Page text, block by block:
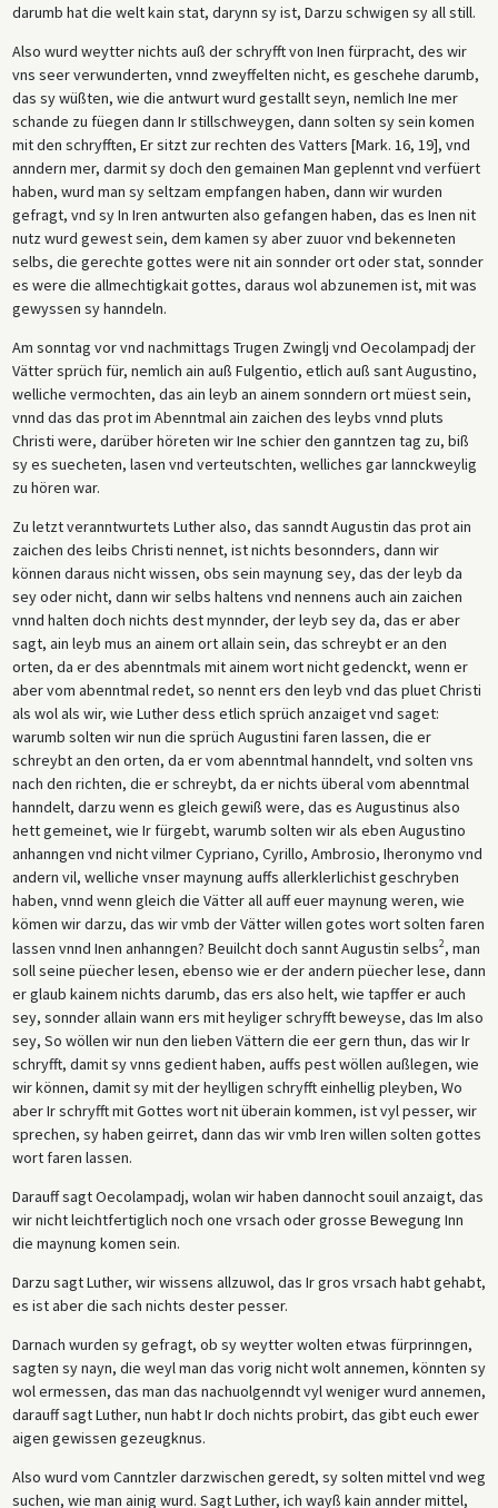
darumb hat die welt kain stat, darynn sy ist, Darzu schwigen sy all still.
Also wurd weytter nichts auß der schryfft von Inen fürpracht, des wir
vns seer verwunderten, vnnd zweyffelten nicht, es geschehe darumb,
das sy wüßten, wie die antwurt wurd gestallt seyn, nemlich Ine mer
schande zu füegen dann Ir stillschweygen, dann solten sy sein komen
mit den schryfften, Er sitzt zur rechten des Vatters [Mark. 16, 19], vnd
anndern mer, darmit sy doch den gemainen Man geplennt vnd verfüert
haben, wurd man sy seltzam empfangen haben, dann wir wurden
gefragt, vnd sy In Iren antwurten also gefangen haben, das es Inen nit
nutz wurd gewest sein, dem kamen sy aber zuuor vnd bekenneten
selbs, die gerechte gottes were nit ain sonnder ort oder stat, sonnder
es were die allmechtigkait gottes, daraus wol abzunemen ist, mit was
gewyssen sy hanndeln.
Am sonntag vor vnd nachmittags Trugen Zwinglj vnd Oecolampadj der
Vätter sprüch für, nemlich ain auß Fulgentio, etlich auß sant Augustino,
welliche vermochten, das ain leyb an ainem sonndern ort müest sein,
vnnd das das prot im Abenntmal ain zaichen des leybs vnnd pluts
Christi were, darüber höreten wir Ine schier den ganntzen tag zu, biß
sy es suecheten, lasen vnd verteutschten, welliches gar lannckweylig
zu hören war.
Zu letzt veranntwurtets Luther also, das sanndt Augustin das prot ain
zaichen des leibs Christi nennet, ist nichts besonnders, dann wir
können daraus nicht wissen, obs sein maynung sey, das der leyb da
sey oder nicht, dann wir selbs haltens vnd nennens auch ain zaichen
vnnd halten doch nichts dest mynnder, der leyb sey da, das er aber
sagt, ain leyb mus an ainem ort allain sein, das schreybt er an den
orten, da er des abenntmals mit ainem wort nicht gedenckt, wenn er
aber vom abenntmal redet, so nennt ers den leyb vnd das pluet Christi
als wol als wir, wie Luther dess etlich sprüch anzaiget vnd saget:
warumb solten wir nun die sprüch Augustini faren lassen, die er
schreybt an den orten, da er vom abenntmal hanndelt, vnd solten vns
nach den richten, die er schreybt, da er nichts überal vom abenntmal
hanndelt, darzu wenn es gleich gewiß were, das es Augustinus also
hett gemeinet, wie Ir fürgebt, warumb solten wir als eben Augustino
anhanngen vnd nicht vilmer Cypriano, Cyrillo, Ambrosio, Iheronymo vnd
andern vil, welliche vnser maynung auffs allerklerlichist geschryben
haben, vnnd wenn gleich die Vätter all auff euer maynung weren, wie
kömen wir darzu, das wir vmb der Vätter willen gotes wort solten faren
lassen vnnd Inen anhanngen? Beuilcht doch sannt Augustin selbs2, man
soll seine püecher lesen, ebenso wie er der andern püecher lese, dann
er glaub kainem nichts darumb, das ers also helt, wie tapffer er auch
sey, sonnder allain wann ers mit heyliger schryfft beweyse, das Im also
sey, So wöllen wir nun den lieben Vättern die eer gern thun, das wir Ir
schryfft, damit sy vnns gedient haben, auffs pest wöllen außlegen, wie
wir können, damit sy mit der heylligen schryfft einhellig pleyben, Wo
aber Ir schryfft mit Gottes wort nit überain kommen, ist vyl pesser, wir
sprechen, sy haben geirret, dann das wir vmb Iren willen solten gottes
wort faren lassen.
Darauff sagt Oecolampadj, wolan wir haben dannocht souil anzaigt, das
wir nicht leichtfertiglich noch one vrsach oder grosse Bewegung Inn
die maynung komen sein.
Darzu sagt Luther, wir wissens allzuwol, das Ir gros vrsach habt gehabt,
es ist aber die sach nichts dester pesser.
Darnach wurden sy gefragt, ob sy weytter wolten etwas fürprinngen,
sagten sy nayn, die weyl man das vorig nicht wolt annemen, könnten sy
wol ermessen, das man das nachuolgenndt vyl weniger wurd annemen,
darauff sagt Luther, nun habt Ir doch nichts probirt, das gibt euch ewer
aigen gewissen gezeugknus.
Also wurd vom Canntzler darzwischen geredt, sy solten mittel vnd weg
suchen, wie man ainig wurd. Sagt Luther, ich wayß kain annder mittel,